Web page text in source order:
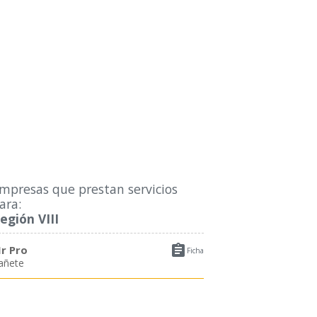
que prestan servicios
VIII
 Ficha
Pro